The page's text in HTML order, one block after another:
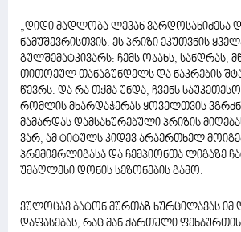
„დიდი მადლობა ლევან ვარდოსანიძესა
ნამუშევრისთვის. ეს პრიზი ეკუთვნის
გულშემატკივარს: ჩემს ოჯახს, სანდრას,
თითოეულ თანაგუნდელს და ნაკრების
წევრს. და რა თქმა უნდა, ჩვენს
რომლის მხარდაჭერას ყოველთვის
მამარდას დამსახურებული პრიზის
ვარ, ამ ტიტულს კიდევ არაერთხელ
პრემიერლიგასა და ჩემპიონთა ლიგაზე
უმაღლესი დონის სეზონების გამო.
ვულოცავ ბატონ მურთაზ ხურცილავას იმ
დაფასებას, რაც მან ქართული